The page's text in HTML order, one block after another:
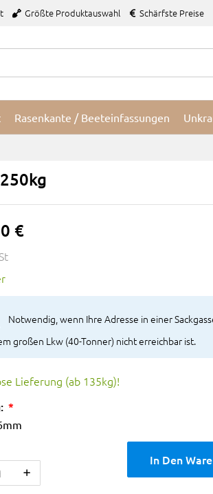
Größte Produktauswahl Schärfste Preise
Rasenkante / Beeteinfassungen
€
Notwendig, wenn Ihre Adresse in einer
großen Lkw (40-Tonner) nicht erreichbar ist.
Lieferung (ab 135kg)!
In Den